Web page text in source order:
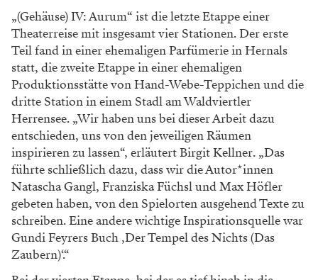
„(Gehäuse) IV: Aurum“ ist die letzte Etappe einer
Theaterreise mit insgesamt vier Stationen. Der erste
Teil fand in einer ehemaligen Parfümerie in Hernals
statt, die zweite Etappe in einer ehemaligen
Produktionsstätte von Hand-Webe-Teppichen und die
dritte Station in einem Stadl am Waldviertler
Herrensee. „Wir haben uns bei dieser Arbeit dazu
entschieden, uns von den jeweiligen Räumen
inspirieren zu lassen“, erläutert Birgit Kellner. „Das
führte schließlich dazu, dass wir die Autor*innen
Natascha Gangl, Franziska Füchsl und Max Höfler
gebeten haben, von den Spielorten ausgehend Texte zu
schreiben. Eine andere wichtige Inspirationsquelle war
Gundi Feyrers Buch ‚Der Tempel des Nichts (Das
Zaubern)‘.“